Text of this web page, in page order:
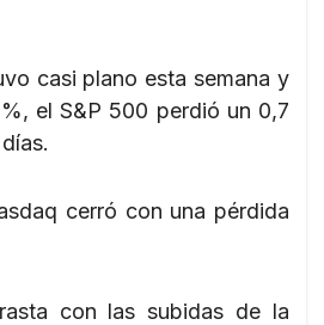
casi plano esta semana y
el S&P 500 perdió un 0,7
cerró con una pérdida
con las subidas de la